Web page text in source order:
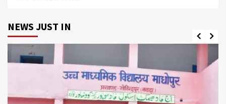
NEWS JUST IN